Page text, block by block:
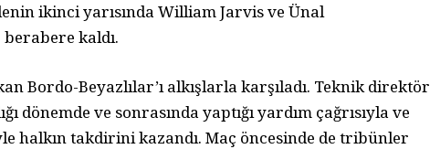
ikinci yarısında William Jarvis ve Ünal
berabere kaldı.
Bordo-Beyazlılar’ı alkışlarla karşıladı. Teknik direktör
dönemde ve sonrasında yaptığı yardım çağrısıyla ve
halkın takdirini kazandı. Maç öncesinde de tribünler